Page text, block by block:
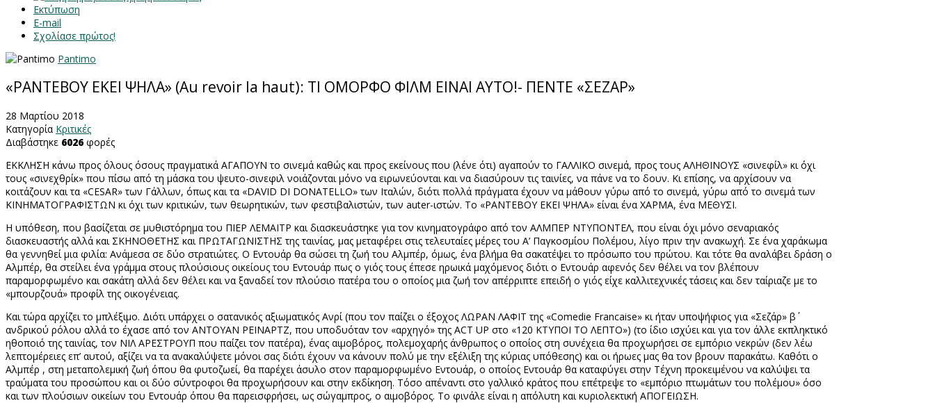
Εκτύπωση
E-mail
Σχολίασε πρώτος!
Pantimo
«ΡΑΝΤΕΒΟΥ ΕΚΕΙ ΨΗΛΑ» (Au revoir la haut): ΤΙ ΟΜΟΡΦΟ ΦΙΛΜ ΕΙΝΑΙ ΑΥΤΟ!- ΠΕΝΤΕ «ΣΕΖΑΡ»
28 Μαρτίου 2018
Κατηγορία Κριτικές
Διαβάστηκε 6026 φορές
ΕΚΚΛΗΣΗ κάνω προς όλους όσους πραγματικά ΑΓΑΠΟΥΝ το σινεμά καθώς και προς εκείνους που (λένε ότι) αγαπούν το ΓΑΛΛΙΚΟ σινεμά, προς τους ΑΛΗΘΙΝΟΥΣ «σινεφίλ» κι όχι
τους «σινεχθρίκ» που πίσω από τη μάσκα του ψευτο-σινεφιλ νοιάζονται μόνο να ειρωνεύονται και να διασύρουν τις ταινίες, να πάνε να το δουν. Κι επίσης, να αρχίσουν να
κοιτάζουν και τα «CESAR» των Γάλλων, όπως και τα «DAVID DI DONATELLO» των Ιταλών, διότι πολλά πράγματα έχουν να μάθουν γύρω από το σινεμά, γύρω από το σινεμά των
ΚΙΝΗΜΑΤΟΓΡΑΦΙΣΤΩΝ κι όχι των κριτικών, των θεωρητικών, των φεστιβαλιστών, των auter-ιστών. Το «ΡΑΝΤΕΒΟΥ ΕΚΕΙ ΨΗΛΑ» είναι ένα ΧΑΡΜΑ, ένα ΜΕΘΥΣΙ.
Η υπόθεση, που βασίζεται σε μυθιστόρημα του ΠΙΕΡ ΛΕΜΑΙΤΡ και διασκευάστηκε για τον κινηματογράφο από τον ΑΛΜΠΕΡ ΝΤΥΠΟΝΤΕΛ, που είναι όχι μόνο σεναριακός
διασκευαστής αλλά και ΣΚΗΝΟΘΕΤΗΣ και ΠΡΩΤΑΓΩΝΙΣΤΗΣ της ταινίας, μας μεταφέρει στις τελευταίες μέρες του Α’ Παγκοσμίου Πολέμου, λίγο πριν την ανακωχή. Σε ένα χαράκωμα
θα γεννηθεί μια φιλία: Ανάμεσα σε δύο στρατιώτες. Ο Εντουάρ θα σώσει τη ζωή του Αλμπέρ, όμως, ένα βλήμα θα σακατέψει το πρόσωπο του πρώτου. Και τότε θα αναλάβει δράση ο
Αλμπέρ, θα στείλει ένα γράμμα στους πλούσιους οικείους του Εντουάρ πως ο γιός τους έπεσε ηρωικά μαχόμενος διότι ο Εντουάρ αφενός δεν θέλει να τον βλέπουν
παραμορφωμένο και σακάτη αλλά δεν θέλει και να ξαναδεί τον πλούσιο πατέρα του ο οποίος μια ζωή τον απέρριπτε επειδή ο γιός είχε καλλιτεχνικές τάσεις και δεν ταίριαζε με το
«μπουρζουά» προφίλ της οικογένειας.
Και τώρα αρχίζει το μπλέξιμο. Διότι υπάρχει ο σατανικός αξιωματικός Ανρί (που τον παίζει ο έξοχος ΛΩΡΑΝ ΛΑΦΙΤ της «Comedie Francaise» κι ήταν υποψήφιος για «Σεζάρ» β΄
ανδρικού ρόλου αλλά το έχασε από τον ΑΝΤΟΥΑΝ ΡΕΙΝΑΡΤΖ, που υποδυόταν τον «αρχηγό» της ACT UP στο «120 ΚΤΥΠΟΙ ΤΟ ΛΕΠΤΟ») (το ίδιο ισχύει και για τον άλλε εκπληκτικό
ηθοποιό της ταινίας, τον ΝΙΛ ΑΡΕΣΤΡΟΥΠ που παίζει τον πατέρα), ένας αιμοβόρος, πολεμοχαρής άνθρωπος ο οποίος στη συνέχεια θα προχωρήσει σε εμπόριο νεκρών (δεν λέω
λεπτομέρειες επ’ αυτού, αξίζει να τα ανακαλύψετε μόνοι σας διότι έχουν να κάνουν πολύ με την εξέλιξη της κύριας υπόθεσης) και οι ήρωες μας θα τον βρουν παρακάτω. Καθότι ο
Αλμπέρ , στη μεταπολεμική ζωή όπου θα φυτοζωεί, θα παρέχει άσυλο στον παραμορφωμένο Εντουάρ, ο οποίος Εντουάρ θα καταφύγει στην Τέχνη προκειμένου να καλύψει τα
τραύματα του προσώπου και οι δύο σύντροφοι θα προχωρήσουν και στην εκδίκηση. Τόσο απέναντι στο γαλλικό κράτος που επέτρεψε το «εμπόριο πτωμάτων του πολέμου» όσο
και των πλούσιων οικείων του Εντουάρ όπου θα παρεισφρήσει, ως σώγαμπρος, ο αιμοβόρος. Το φινάλε είναι η απόλυτη και κυριολεκτική ΑΠΟΓΕΙΩΣΗ.